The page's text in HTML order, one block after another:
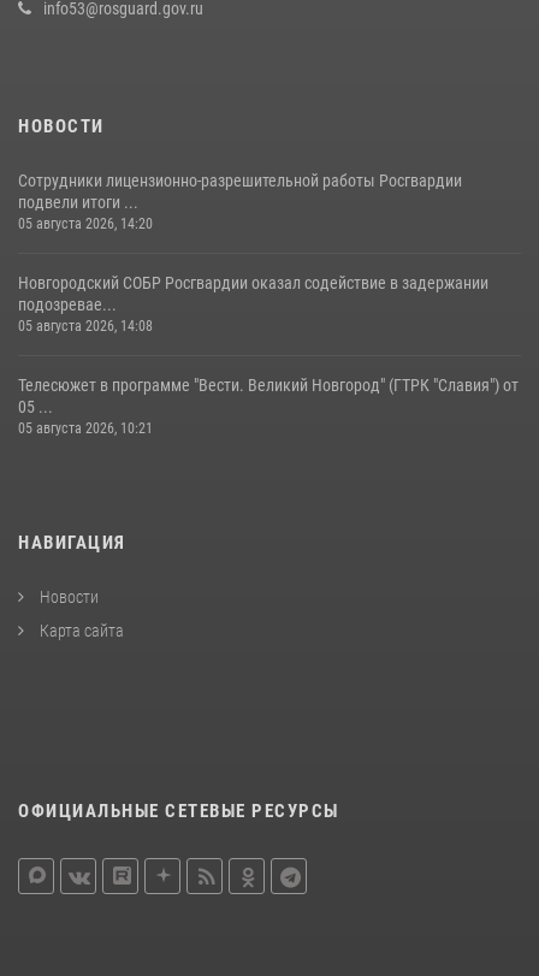
info53@rosguard.gov.ru
НОВОСТИ
Сотрудники лицензионно-разрешительной работы Росгвардии
подвели итоги ...
05 августа 2026, 14:20
Новгородский СОБР Росгвардии оказал содействие в задержании
подозревае...
05 августа 2026, 14:08
Телесюжет в программе "Вести. Великий Новгород" (ГТРК "Славия") от
05 ...
05 августа 2026, 10:21
НАВИГАЦИЯ
Новости
Карта сайта
ОФИЦИАЛЬНЫЕ СЕТЕВЫЕ РЕСУРСЫ